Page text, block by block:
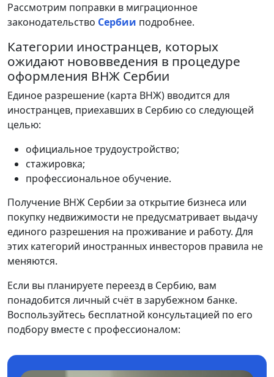
Рассмотрим поправки в миграционное
законодательство Сербии подробнее.
Категории иностранцев, которых
ожидают нововведения в процедуре
оформления ВНЖ Сербии
Единое разрешение (карта ВНЖ) вводится для
иностранцев, приехавших в Сербию со следующей
целью:
официальное трудоустройство;
стажировка;
профессиональное обучение.
Получение ВНЖ Сербии за открытие бизнеса или
покупку недвижимости не предусматривает выдачу
единого разрешения на проживание и работу. Для
этих категорий иностранных инвесторов правила не
меняются.
Если вы планируете переезд в Сербию, вам
понадобится личный счёт в зарубежном банке.
Воспользуйтесь бесплатной консультацией по его
подбору вместе с профессионалом: